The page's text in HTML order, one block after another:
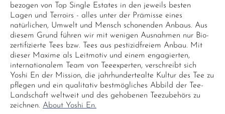
bezogen von Top Single Estates in den jeweils besten
Lagen und Terroirs - alles unter der Prämisse eines
natürlichen, Umwelt und Mensch schonenden Anbaus. Aus
diesem Grund führen wir mit wenigen Ausnahmen nur Bio-
zertifizierte Tees bzw. Tees aus pestizidfreiem Anbau. Mit
dieser Maxime als Leitmotiv und einem engagierten,
internationalem Team von Teeexperten, verschreibt sich
Yoshi En der Mission, die jahrhundertealte Kultur des Tee zu
pflegen und ein qualitativ bestmögliches Abbild der Tee-
Landschaft weltweit und des gehobenen Teezubehörs zu
zeichnen. About Yoshi En.